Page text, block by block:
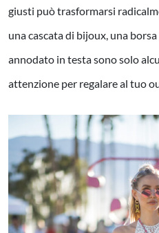
giusti può trasformarsi
una cascata di bijoux, una
annodato in testa sono solo
attenzione per regalare al tuo